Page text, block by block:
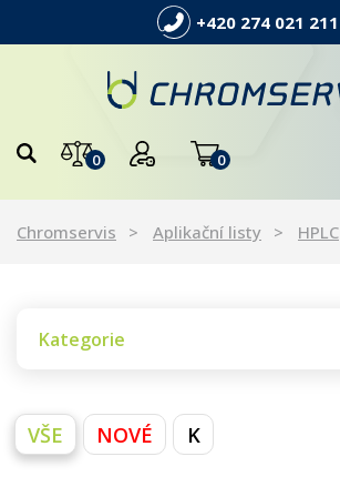
+420 274 021 211
0 0
Chromservis Aplikační listy HPLC
Kategorie
VŠE NOVÉ K